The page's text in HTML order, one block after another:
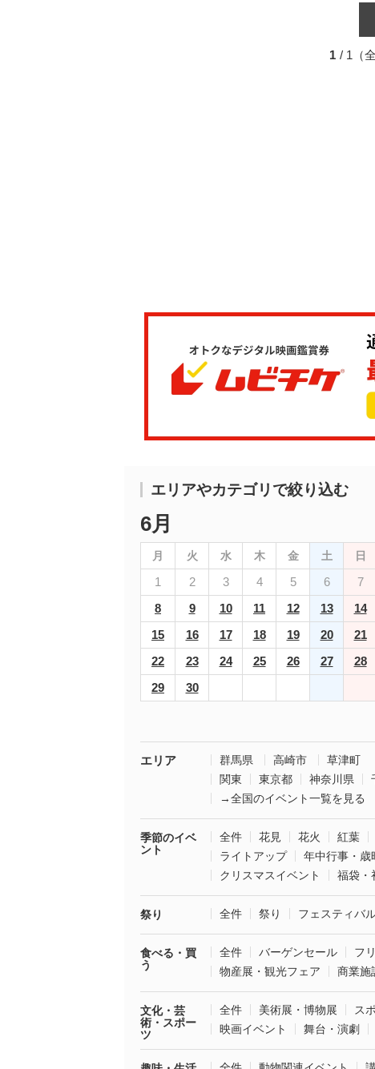
1 / 1（
エリアやカテゴリで絞り込む
6月
月 火 水 木 金 土 日
1 2 3 4 5 6
7
8
9 10 11 12 13
14
15
16 17 18 19 20
21
22
23 24 25 26 27
28
29
30
エリア 群馬県 高崎市
草津町
関東
東京都 神奈川県
→全国のイベント一覧を見る
季節のイベ
ント
全件 花見 花火 紅葉
ライトアップ
年中行事・歳
クリスマスイベント
福袋・
祭り 全件 祭り フェスティバ
食べる・買
う
全件 バーゲンセール フ
物産展・観光フェア
商業施
文化・芸
術・スポー
ツ
全件 美術展・博物展 ス
映画イベント
舞台・演劇